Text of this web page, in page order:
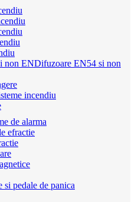
Difuzoare EN54 si non
incendiu
de alarma
efractie
si pedale de panica